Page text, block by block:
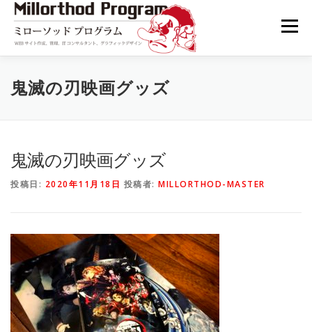
メニュー
TOP BLOG CONTACT
鬼滅の刃映画グッズ
鬼滅の刃映画グッズ
投稿日: 2020年11月18日 投稿者: MILLORTHOD-MASTER